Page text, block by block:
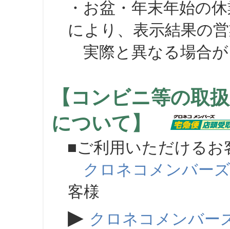
・お盆・年末年始の
により、表示結果の
実際と異なる場合が
【コンビニ等の取
について】
■ご利用いただけるお
クロネコメンバーズ
客様
▶ クロネコメンバー